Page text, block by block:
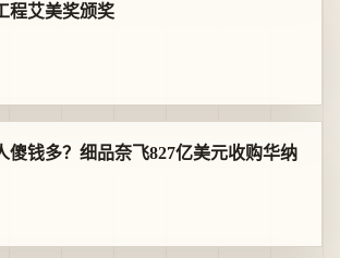
程艾美奖颁奖
傻钱多？细品奈飞827亿美元收购华纳